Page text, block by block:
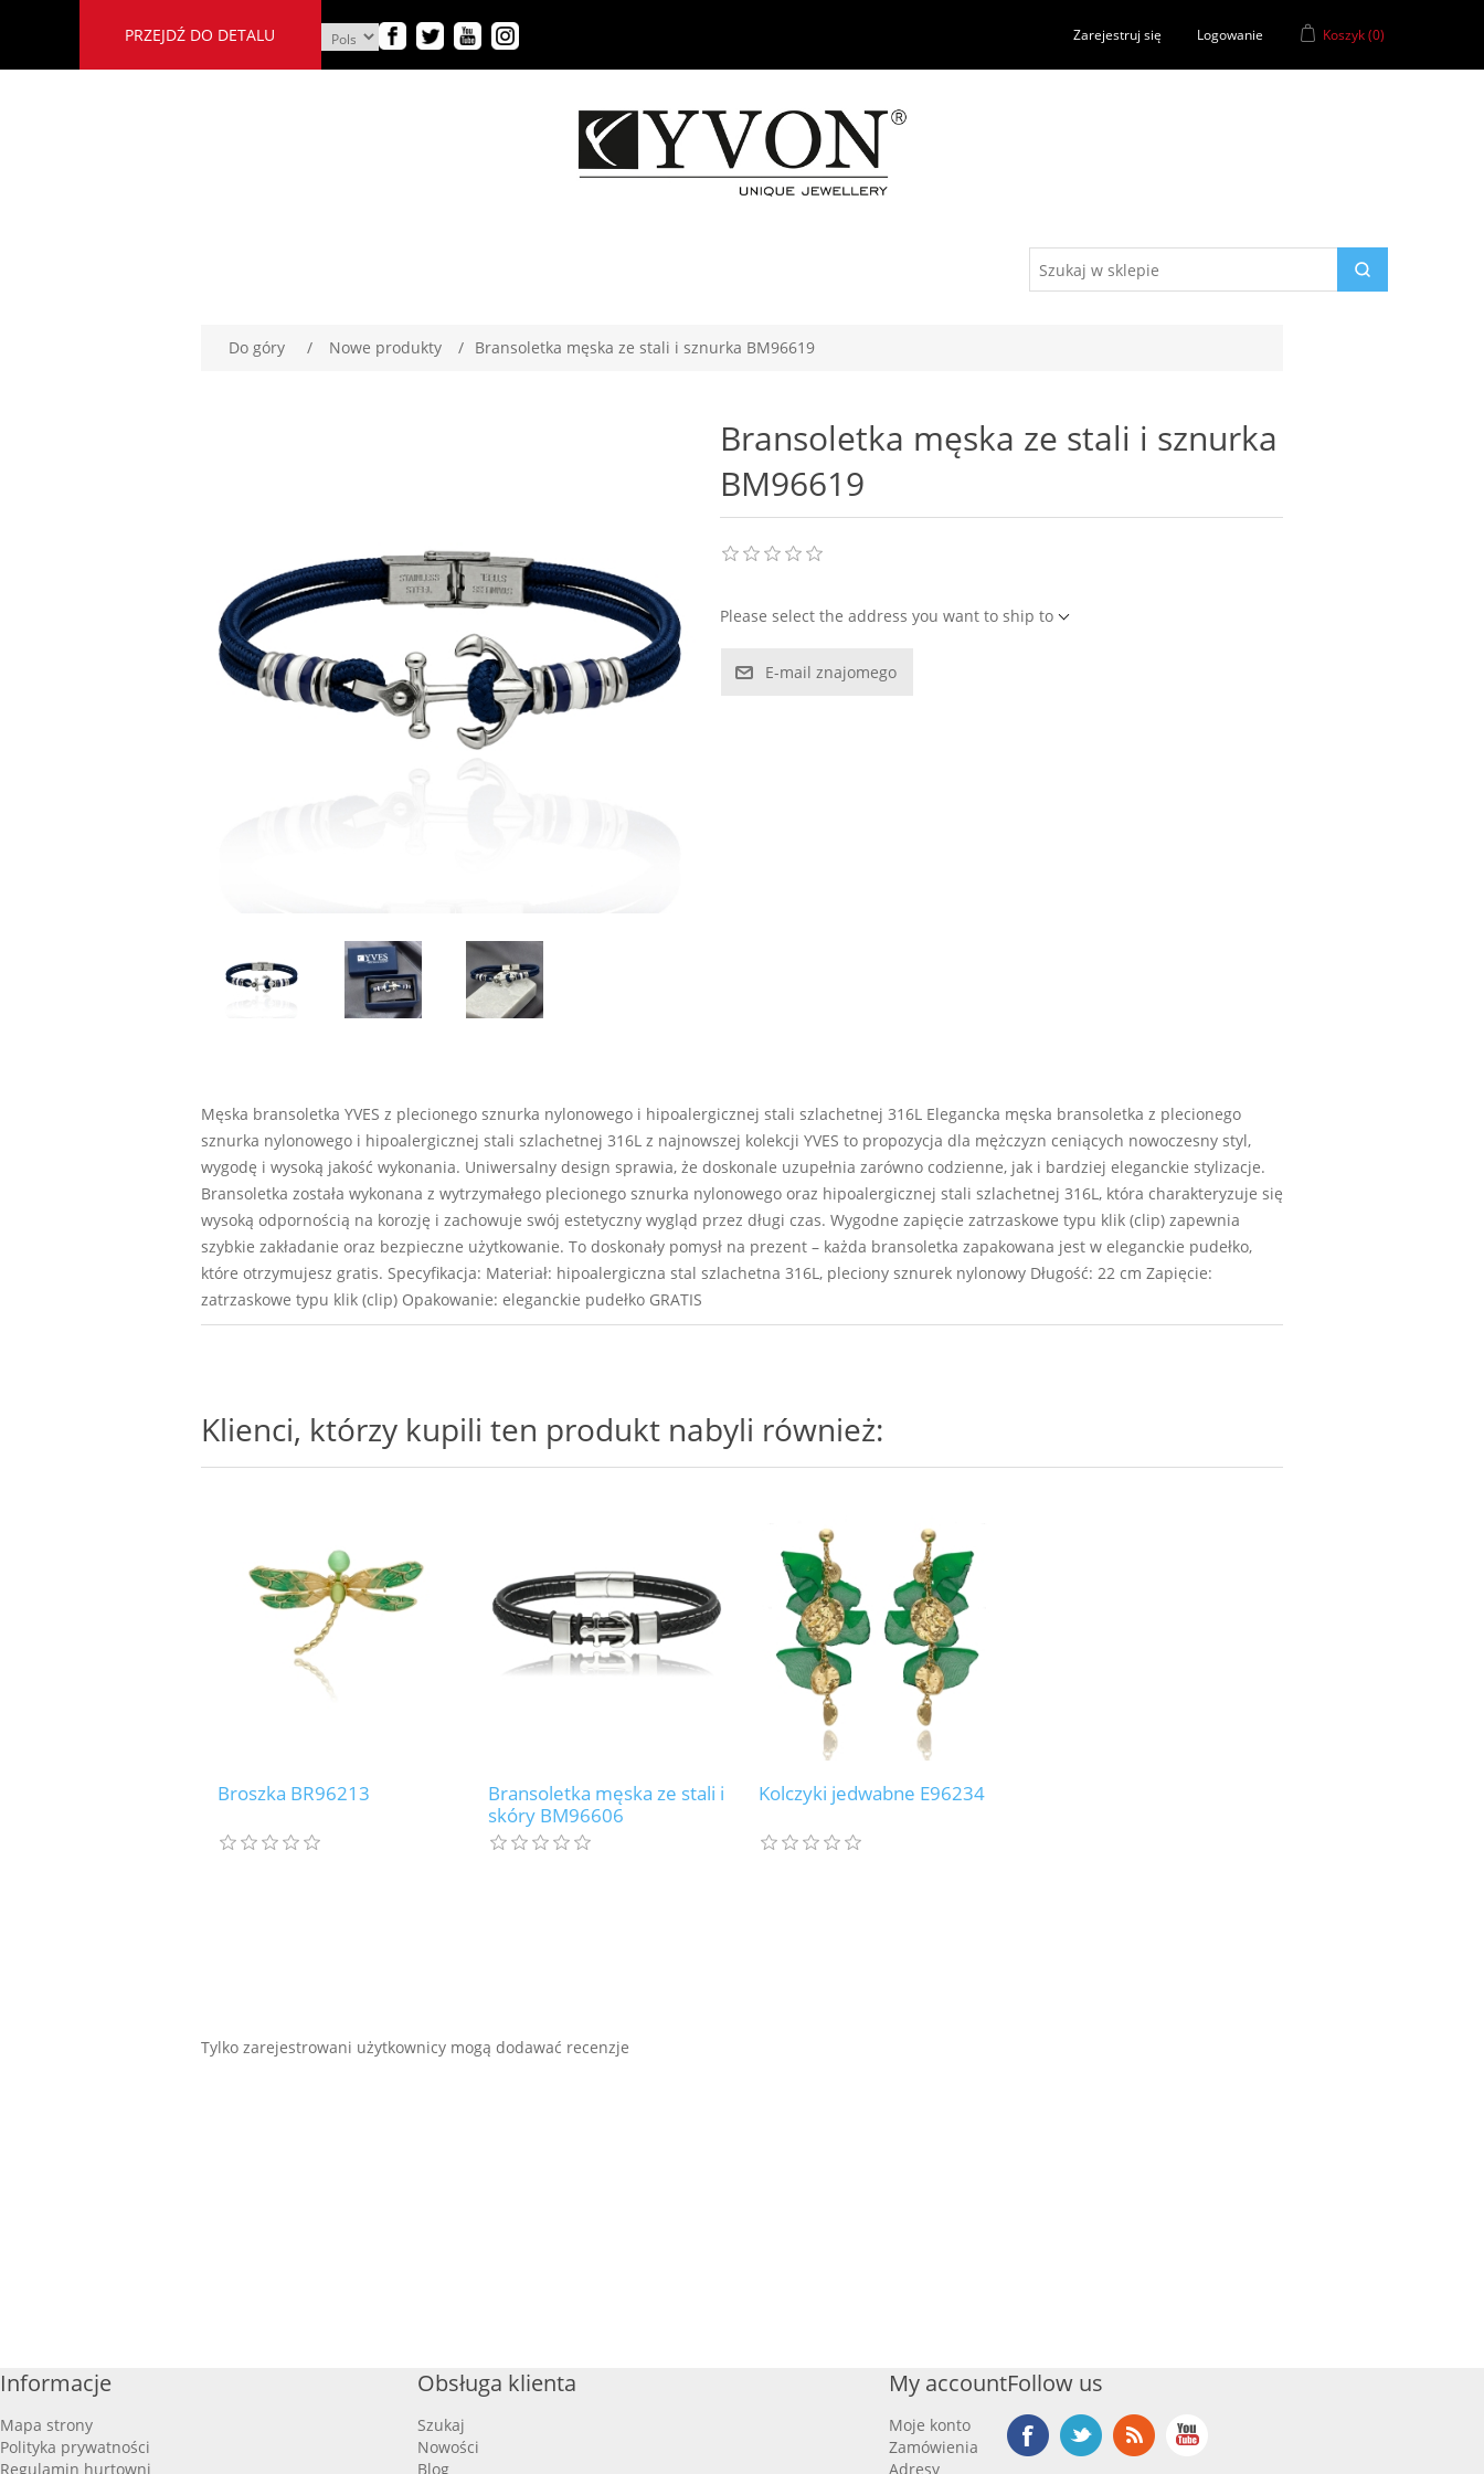
PRZEJDŹ DO DETALU Zarejestruj się Logowanie Koszyk(0)
Do góry / Nowe produkty / Bransoletka męska ze stali i sznurka BM96619
Bransoletka męska ze stali i sznurka
BM96619
Please select the address you want to ship to
E-mail znajomego
Męska bransoletka YVES z plecionego sznurka nylonowego i hipoalergicznej stali szlachetnej 316L Elegancka męska bransoletka z plecionego
sznurka nylonowego i hipoalergicznej stali szlachetnej 316L z najnowszej kolekcji YVES to propozycja dla mężczyzn ceniących nowoczesny styl,
wygodę i wysoką jakość wykonania. Uniwersalny design sprawia, że doskonale uzupełnia zarówno codzienne, jak i bardziej eleganckie stylizacje.
Bransoletka została wykonana z wytrzymałego plecionego sznurka nylonowego oraz hipoalergicznej stali szlachetnej 316L, która charakteryzuje się
wysoką odpornością na korozję i zachowuje swój estetyczny wygląd przez długi czas. Wygodne zapięcie zatrzaskowe typu klik (clip) zapewnia
szybkie zakładanie oraz bezpieczne użytkowanie. To doskonały pomysł na prezent – każda bransoletka zapakowana jest w eleganckie pudełko,
które otrzymujesz gratis. Specyfikacja: Materiał: hipoalergiczna stal szlachetna 316L, pleciony sznurek nylonowy Długość: 22 cm Zapięcie:
zatrzaskowe typu klik (clip) Opakowanie: eleganckie pudełko GRATIS
Klienci, którzy kupili ten produkt nabyli również:
Broszka BR96213
Bransoletka męska ze stali i
skóry BM96606
Kolczyki jedwabne E96234
Tylko zarejestrowani użytkownicy mogą dodawać recenzje
Informacje
Mapa strony
Polityka prywatności
Regulamin hurtowni
Obsługa klienta
Szukaj
Nowości
Blog
My account
Moje konto
Zamówienia
Adresy
Follow us